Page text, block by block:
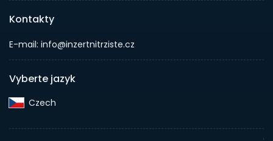
Kontakty
E-mail: info@inzertnitrziste.cz
Vyberte jazyk
Czech‎